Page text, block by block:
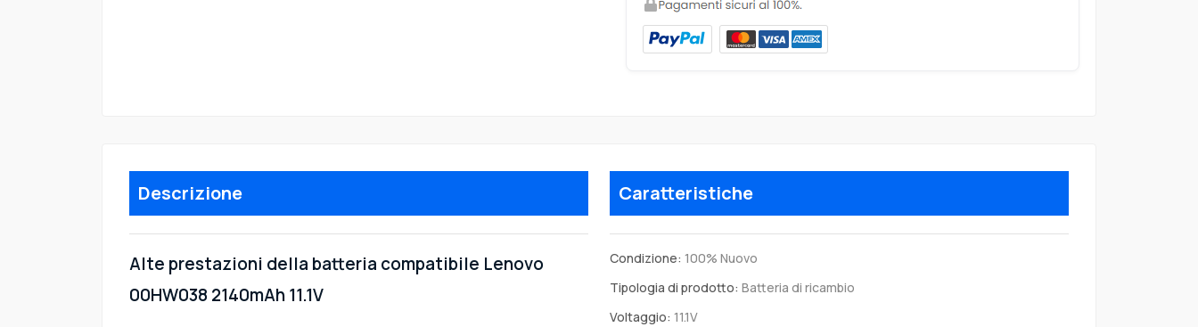
Descrizione
Alte prestazioni della batteria compatibile Lenovo
00HW038 2140mAh 11.1V
Caratteristiche
Condizione: 100% Nuovo
Tipologia di prodotto: Batteria di ricambio
Voltaggio: 11.1V